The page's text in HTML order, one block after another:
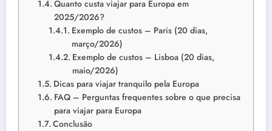
Quanto custa viajar para Europa em
2025/2026?
Exemplo de custos – Paris (20 dias,
março/2026)
Exemplo de custos – Lisboa (20 dias,
maio/2026)
Dicas para viajar tranquilo pela Europa
FAQ – Perguntas frequentes sobre o que precisa
para viajar para Europa
Conclusão